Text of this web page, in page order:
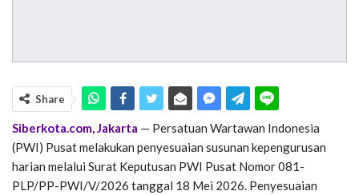
Share
Siberkota.com, Jakarta — Persatuan Wartawan Indonesia
(PWI) Pusat melakukan penyesuaian susunan kepengurusan
harian melalui Surat Keputusan PWI Pusat Nomor 081-
PLP/PP-PWI/V/2026 tanggal 18 Mei 2026. Penyesuaian